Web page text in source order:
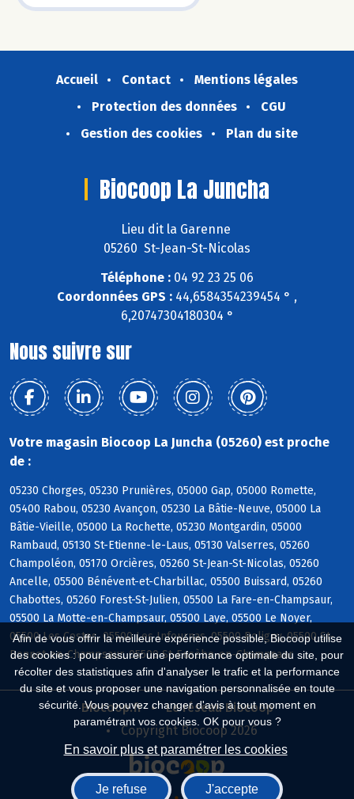
Afin de vous offrir la meilleure expérience possible, Biocoop utilise
des cookies : pour assurer une performance optimale du site, pour
récolter des statistiques afin d'analyser le trafic et la performance
du site et vous proposer une navigation personnalisée en toute
sécurité. Vous pouvez changer d'avis à tout moment en
paramétrant vos cookies. OK pour vous ?
En savoir plus et paramétrer les cookies
Je refuse J'accepte
Accueil Contact
Mentions légales
Protection des données
CGU
Gestion des cookies
Plan du site
Biocoop La Juncha
Lieu dit la Garenne
05260 St-Jean-St-Nicolas
Téléphone : 04 92 23 25 06
Coordonnées GPS : 44,6584354239454 ° ,
6,20747304180304 °
Nous suivre sur
Votre magasin Biocoop La Juncha (05260) est proche
de :
05230 Chorges, 05230 Prunières, 05000 Gap, 05000 Romette,
05400 Rabou, 05230 Avançon, 05230 La Bâtie-Neuve, 05000 La
Bâtie-Vieille, 05000 La Rochette, 05230 Montgardin, 05000
Rambaud, 05130 St-Etienne-le-Laus, 05130 Valserres, 05260
Champoléon, 05170 Orcières, 05260 St-Jean-St-Nicolas, 05260
Ancelle, 05500 Bénévent-et-Charbillac, 05500 Buissard, 05260
Chabottes, 05260 Forest-St-Julien, 05500 La Fare-en-Champsaur,
05500 La Motte-en-Champsaur, 05500 Laye, 05500 Le Noyer,
05500 Les Costes, 05500 Les Infournas, 05500 Poligny, 05500 St-
Bonnet-en-Champsaur, 05500 St-Eusèbe-en-Champsaur
Biocoop.fr
Le réseau Biocoop
Copyright Biocoop 2026